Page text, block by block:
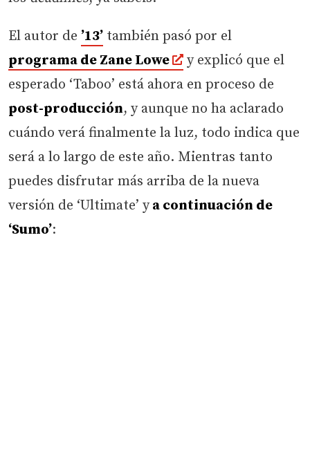
El autor de ’13’ también pasó por el
programa de Zane Lowe
y explicó que el
esperado ‘Taboo’ está ahora en proceso de
post-producción, y aunque no ha aclarado
cuándo verá finalmente la luz, todo indica que
será a lo largo de este año. Mientras tanto
puedes disfrutar más arriba de la nueva
versión de ‘Ultimate’ ya continuación de
‘Sumo’: